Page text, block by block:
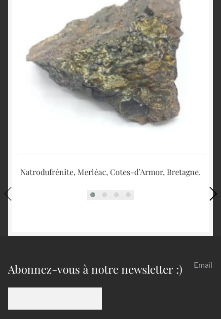
Natrodufrénite, Merléac, Cotes-d’Armor, Bretagne.
Abonnez-vous à notre newsletter :) Email